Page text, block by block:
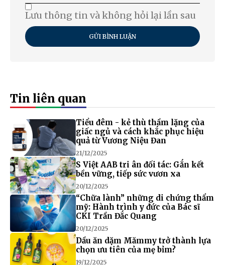
Lưu thông tin và không hỏi lại lần sau
GỬI BÌNH LUẬN
Tin liên quan
Tiểu đêm - kẻ thù thầm lặng của
giấc ngủ và cách khắc phục hiệu
quả từ Vương Niệu Đan
21/12/2025
S Việt AAB tri ân đối tác: Gắn kết
bền vững, tiếp sức vươn xa
20/12/2025
“Chữa lành” những di chứng thẩm
mỹ: Hành trình y đức của Bác sĩ
CKI Trần Đắc Quang
20/12/2025
Dầu ăn dặm Mămmy trở thành lựa
chọn ưu tiên của mẹ bỉm?
19/12/2025